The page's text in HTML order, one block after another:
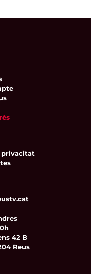
privacitat
42 B
Reus